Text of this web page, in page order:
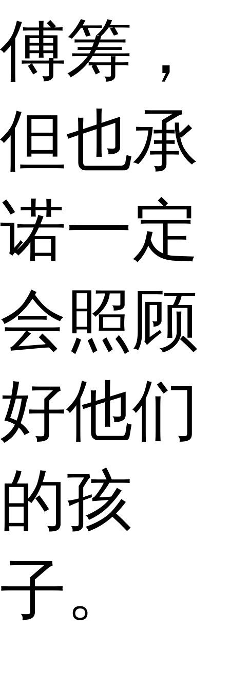
傅筹，
但也承
诺一定
会照顾
好他们
的孩
子。